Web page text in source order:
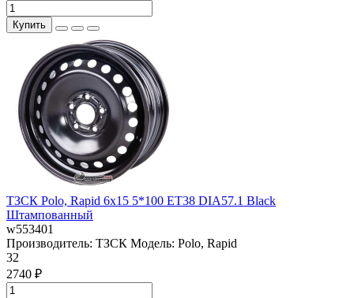
Купить
ТЗСК Polo, Rapid 6x15 5*100 ET38 DIA57.1 Black
Штампованный
w553401
Производитель: ТЗСК Модель: Polo, Rapid
32
2740 ₽